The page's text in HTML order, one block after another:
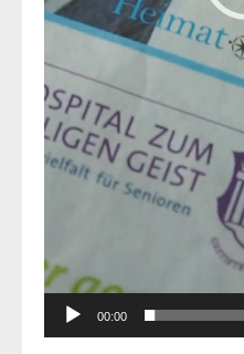
00:00